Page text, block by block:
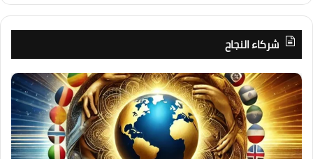
شركاء النجاح